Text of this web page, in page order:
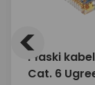
Płaski
Cat. 6
<